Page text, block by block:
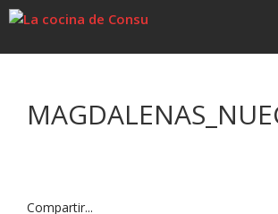
Saltar
Saltar
Compartir...